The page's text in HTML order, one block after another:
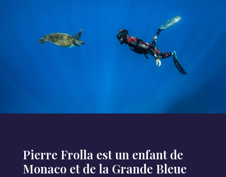
Pierre Frolla est un enfant de
Monaco et de la Grande Bleue